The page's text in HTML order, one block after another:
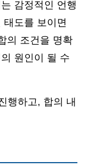
감정적인 언행
도를 보이면
의 조건을 명확
원인이 될 수
행하고, 합의 내